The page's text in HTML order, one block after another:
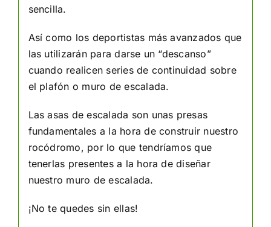
sencilla.
Así como los deportistas más avanzados que
las utilizarán para darse un “descanso”
cuando realicen series de continuidad sobre
el plafón o muro de escalada.
Las asas de escalada son unas presas
fundamentales a la hora de construir nuestro
rocódromo, por lo que tendríamos que
tenerlas presentes a la hora de diseñar
nuestro muro de escalada.
¡No te quedes sin ellas!